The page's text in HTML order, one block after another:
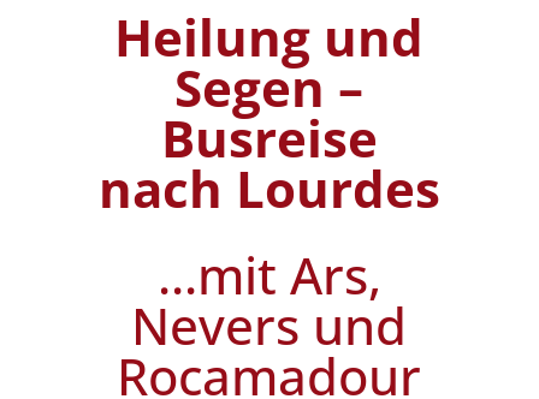
Heilung und
Segen –
Busreise
nach Lourdes
...mit Ars,
Nevers und
Rocamadour